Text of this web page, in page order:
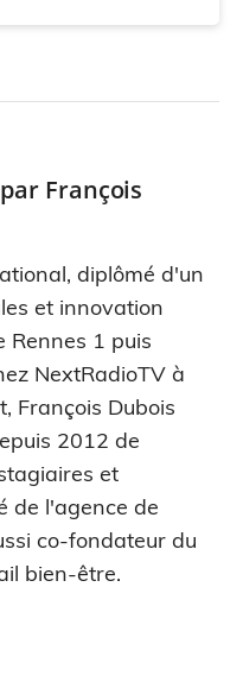
François
diplômé d'un
et innovation
Rennes 1 puis
NextRadioTV à
François Dubois
2012 de
et
de l'agence de
co-fondateur du
bien-être.